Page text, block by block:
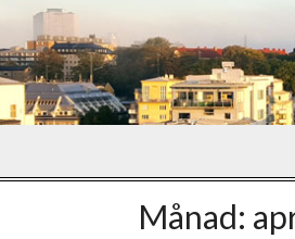
Månad: